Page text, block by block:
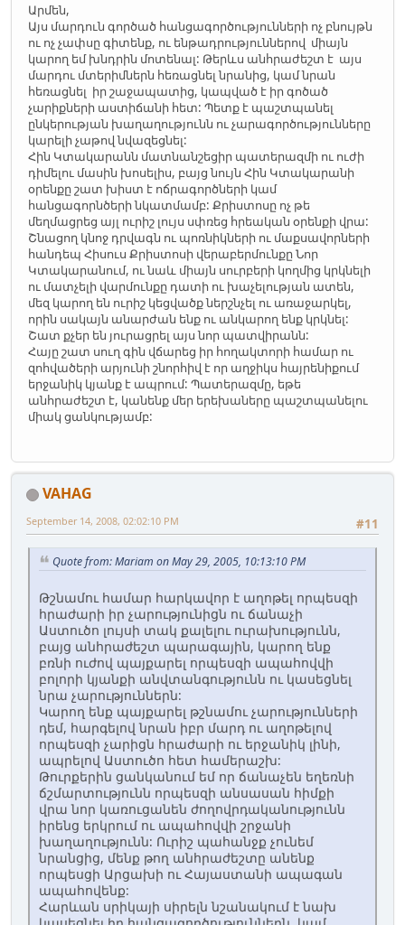
Արմեն,
Այս մարդուն գործած հանցագործությունների ոչ բնույթն
ու ոչ չափսը գիտենք, ու ենթադրություններով միայն
կարող եմ խնդրին մոտենալ: Թերևս անհրաժեշտ է այս
մարդու մտերիմներն հեռացնել նրանից, կամ նրան
հեռացնել իր շաջապատից, կապված է իր գոծած
չարիքների աստիճանի հետ: Պետք է պաշտպանել
ընկերության խաղաղությունն ու չարագործությունները
կարելի չաթով նվազեցնել:
Հին Կտակարանն մատնանշեցիր պատերազմի ու ուժի
դիմելու մասին խոսելիս, բայց նույն Հին Կտակարանի
օրենքը շատ խիստ է ոճրագործների կամ
հանցագորնծերի նկատմամբ: Քրիստոսը ոչ թե
մեղմացրեց այլ ուրիշ լույս սփռեց հրեական օրենքի վրա:
Շնացող կնոջ դրվագն ու պոռնիկների ու մաքսավորների
հանդեպ Հիսուս Քրիստոսի վերաբերմունքը Նոր
Կտակարանում, ու նաև միայն սուրբերի կողմից կրկնելի
ու մատչելի վարմունքը դատի ու խաչելության ատեն,
մեզ կարող են ուրիշ կեցվածք ներշնչել ու առաջարկել,
որին սակայն անարժան ենք ու անկարող ենք կրկնել:
Շատ քչեր են յուրացրել այս նոր պատվիրանն:
Հայը շատ սուղ գին վճարեց իր հողակտորի համար ու
զոհվածերի արյունի շնորհիվ է որ աղջիկս հայրենիքում
երջանիկ կյանք է ապրում: Պատերազմը, եթե
անհրաժեշտ է, կանենք մեր երեխաները պաշտպանելու
միակ ցանկությամբ:
VAHAG
#11
September 14, 2008, 02:02:10 PM
Quote from: Mariam on May 29, 2005, 10:13:10 PM
Թշնամու համար հարկավոր է աղոթել որպեսզի
հրաժարի իր չարությունիցն ու ճանաչի
Աստուծո լույսի տակ քալելու ուրախությունն,
բայց անհրաժեշտ պարագային, կարող ենք
բռնի ուժով պայքարել որպեսզի ապահովվի
բոլորի կյանքի անվտանգությունն ու կասեցնել
նրա չարություններն:
Կարող ենք պայքարել թշնամու չարությունների
դեմ, հարգելով նրան իբր մարդ ու աղոթելով
որպեսզի չարիցն հրաժարի ու երջանիկ լինի,
ապրելով Աստուծո հետ համերաշխ:
Թուրքերին ցանկանում եմ որ ճանաչեն եղեռնի
ճշմարտությունն որպեսզի անսասան հիմքի
վրա նոր կառուցանեն ժողովրդականությունն
իրենց երկրում ու ապահովվի շրջանի
խաղաղությունն: Ուրիշ պահանջք չունեմ
նրանցից, մենք թող անհրաժեշտը անենք
որպեսցի Արցախի ու Հայաստանի ապագան
ապահովենք:
Հարևան սրիկայի սիրելն նշանակում է նախ